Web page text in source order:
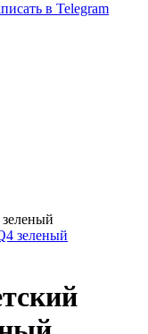
в Telegram